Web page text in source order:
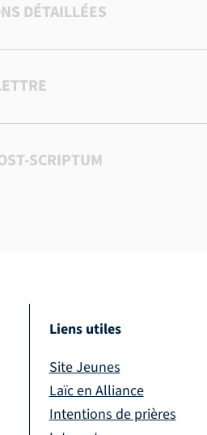
DÉTAILLÉES
SCRIPTUM
Liens utiles
Site Jeunes
Laïc en Alliance
Intentions de prières